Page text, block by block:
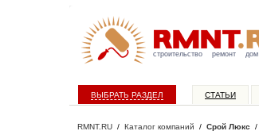
строительство ремонт
ВЫБРАТЬ РАЗДЕЛ СТАТЬИ
RMNT.RU / Каталог компаний / Срой Люкс /